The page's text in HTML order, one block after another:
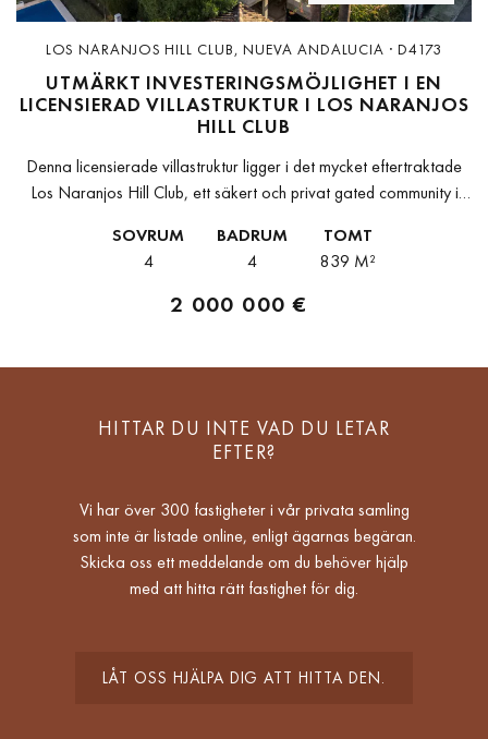
LOS NARANJOS HILL CLUB, NUEVA ANDALUCIA · D4173
UTMÄRKT INVESTERINGSMÖJLIGHET I EN
LICENSIERAD VILLASTRUKTUR I LOS NARANJOS
HILL CLUB
Denna licensierade villastruktur ligger i det mycket eftertraktade
Los Naranjos Hill Club, ett säkert och privat gated community i
skräddarsytt lyxhem...
SOVRUM
4
BADRUM
4
TOMT
839 M²
2 000 000 €
HITTAR DU INTE VAD DU LETAR
EFTER?
Vi har över 300 fastigheter i vår privata samling
som inte är listade online, enligt ägarnas begäran.
Skicka oss ett meddelande om du behöver hjälp
med att hitta rätt fastighet för dig.
LÅT OSS HJÄLPA DIG ATT HITTA DEN.